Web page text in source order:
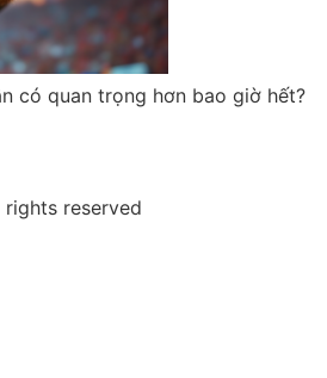
có quan trọng hơn bao giờ hết?
rights reserved